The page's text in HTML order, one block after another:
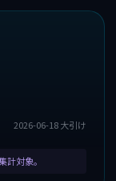
2026-06-18 大引け
対象。